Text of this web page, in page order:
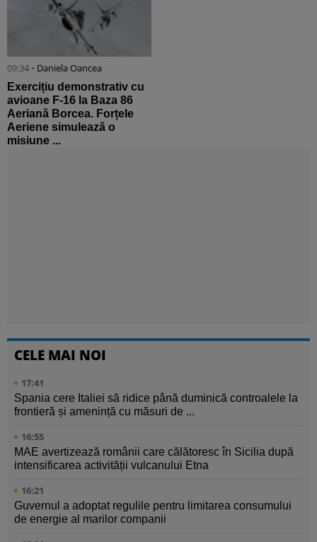
09:34 • Daniela Oancea
Exercițiu demonstrativ cu
avioane F-16 la Baza 86
Aeriană Borcea. Forțele
Aeriene simulează o
misiune ...
CELE MAI NOI
17:41
Spania cere Italiei să ridice până duminică controalele la
frontieră și amenință cu măsuri de ...
16:55
MAE avertizează românii care călătoresc în Sicilia după
intensificarea activității vulcanului Etna
16:21
Guvernul a adoptat regulile pentru limitarea consumului
de energie al marilor companii